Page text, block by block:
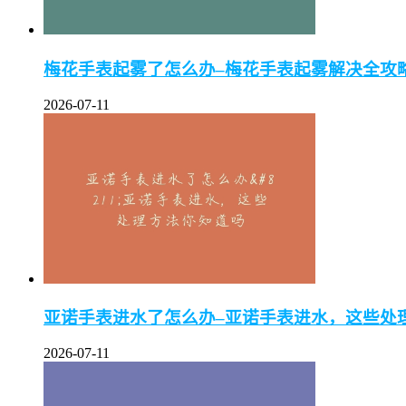
梅花手表起雾了怎么办–梅花手表起雾解决全攻
2026-07-11
亚诺手表进水了怎么办–亚诺手表进水，这些处
2026-07-11